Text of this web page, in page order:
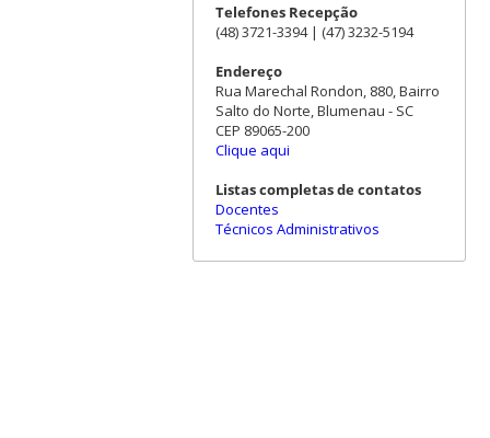
Telefones Recepção
(48) 3721-3394 | (47) 3232-5194
Endereço
Rua Marechal Rondon, 880, Bairro
Salto do Norte, Blumenau - SC
CEP 89065-200
Clique aqui
Listas completas de contatos
Docentes
Técnicos Administrativos